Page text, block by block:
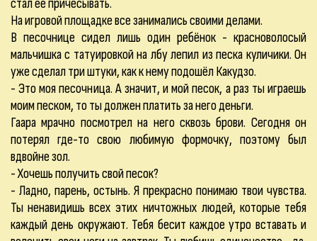
стал её причёсывать.
На игровой площадке все занимались своими делами.
В песочнице сидел лишь один ребёнок - красноволосый
мальчишка с татуировкой на лбу лепил из песка куличики. Он
уже сделал три штуки, как к нему подошёл Какудзо.
- Это моя песочница. А значит, и мой песок, а раз ты играешь
моим песком, то ты должен платить за него деньги.
Гаара мрачно посмотрел на него сквозь брови. Сегодня он
потерял где-то свою любимую формочку, поэтому был
вдвойне зол.
- Хочешь получить свой песок?
- Ладно, парень, остынь. Я прекрасно понимаю твои чувства.
Ты ненавидишь всех этих ничтожных людей, которые тебя
каждый день окружают. Тебя бесит каждое утро вставать и